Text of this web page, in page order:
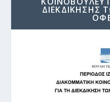
ΔΙΕΚΔΙΚΗΣΗΣ